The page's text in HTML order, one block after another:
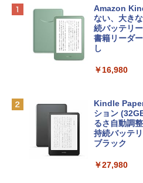
Apple 2026
プ搭載13イ
e
inaディスプ
リ、256GB
tomtoc 360°
ンケース
book
Robloxギフ
定バーチャ
インゲーム
ラインコード
定バーチャ
インゲーム
ラインコード
￥1,600
生成AIパス
￥1,766
￥1,292
非エンジニ
Amazon
ない、大き
続バッテリ
書籍リーダ
し
￥16,980
Kindle
ション
るさ自動調
持続バッテ
ブラック
￥27,980